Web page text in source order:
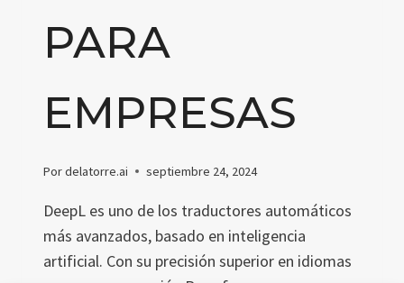
PARA
EMPRESAS
Pordelatorre.ai septiembre 24, 2024
DeepL es uno de los traductores automáticos
más avanzados, basado en inteligencia
artificial. Con su precisión superior en idiomas